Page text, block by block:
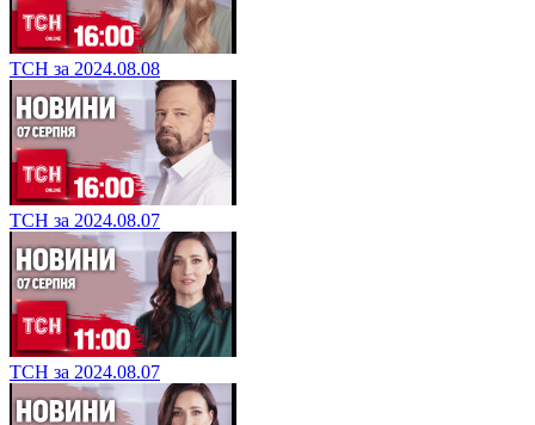
ТСН за 2024.08.08
ТСН за 2024.08.07
ТСН за 2024.08.07